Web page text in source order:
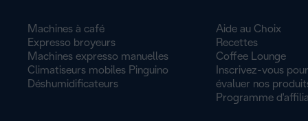
Machines à café
Expresso broyeurs
Machines expresso manuelles
Climatiseurs mobiles Pinguino
Déshumidificateurs
Aide au Choix
Recettes
Coffee Lounge
Inscrivez-vous
évaluer nos
Programme